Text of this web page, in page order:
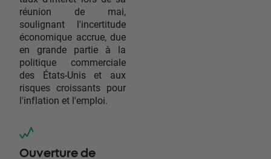
réunion de mai,
soulignant l'incertitude
économique accrue, due
en grande partie à la
politique commerciale
des États-Unis et aux
risques croissants pour
l'inflation et l'emploi.
Ouverture de